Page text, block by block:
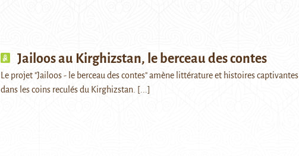
Jailoos au Kirghizstan, le berceau des contes
Le projet "Jailoos - le berceau des contes" amène littérature et histoires captivantes
dans les coins reculés du Kirghizstan.
[...]